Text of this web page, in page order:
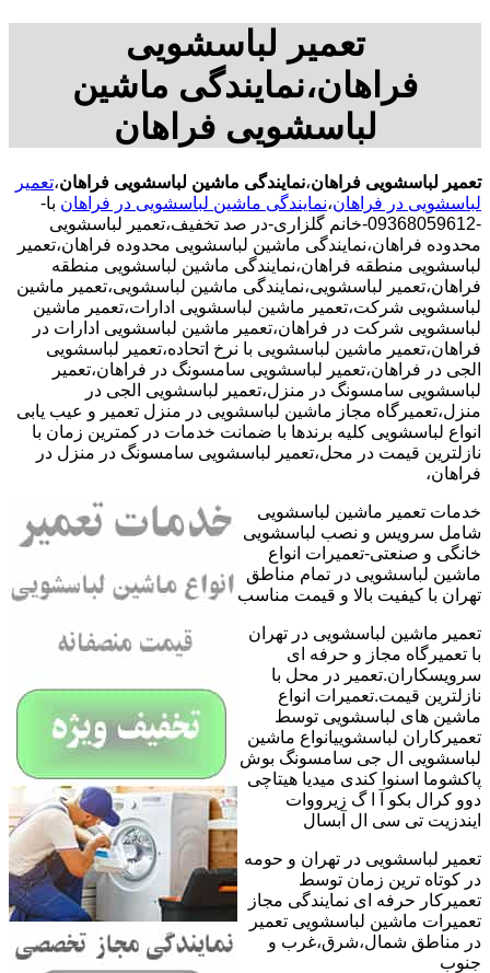
تعمیر لباسشویی
فراهان،نمایندگی ماشین
لباسشویی فراهان
تعمیر لباسشویی فراهان،نمایندگی ماشین لباسشویی فراهان،تعمیر
لباسشویی در فراهان،نمایندگی ماشین لباسشویی در فراهان با-
-09368059612-خانم گلزاری-در صد تخفیف،تعمیر لباسشویی
محدوده فراهان،نمایندگی ماشین لباسشویی محدوده فراهان،تعمیر
لباسشویی منطقه فراهان،نمایندگی ماشین لباسشویی منطقه
فراهان،تعمیر لباسشویی،نمایندگی ماشین لباسشویی،تعمیر ماشین
لباسشویی شرکت،تعمیر ماشین لباسشویی ادارات،تعمیر ماشین
لباسشویی شرکت در فراهان،تعمیر ماشین لباسشویی ادارات در
فراهان،تعمیر ماشین لباسشویی با نرخ اتحاده،تعمیر لباسشویی
الجی در فراهان،تعمیر لباسشویی سامسونگ در فراهان،تعمیر
لباسشویی سامسونگ در منزل،تعمیر لباسشویی الجی در
منزل،تعمیرگاه مجاز ماشین لباسشویی در منزل تعمیر و عیب یابی
انواع لباسشویی کلیه برندها با ضمانت خدمات در کمترین زمان با
نازلترین قیمت در محل،تعمیر لباسشویی سامسونگ در منزل در
فراهان،
خدمات تعمیر ماشین لباسشویی
شامل سرویس و نصب لباسشویی
خانگی و صنعتی-تعمیرات انواع
ماشین لباسشویی در تمام مناطق
تهران با کیفیت بالا و قیمت مناسب
تعمیر ماشین لباسشویی در تهران
با تعمیرگاه مجاز و حرفه ای
سرویسکاران.تعمیر در محل با
نازلترین قیمت.تعمیرات انواع
ماشین های لباسشویی توسط
تعمیرکاران لباسشوییانواع ماشین
لباسشویی ال جی سامسونگ بوش
پاکشوما اسنوا کندی میدیا هیتاچی
دوو کرال بکو آ ا گ زیرووات
ایندزیت تی سی ال آبسال
تعمیر لباسشویی در تهران و حومه
در کوتاه ترین زمان توسط
تعمیرکار حرفه ای نمایندگی مجاز
تعمیرات ماشین لباسشویی تعمیر
در مناطق شمال،شرق،غرب و
جنوب